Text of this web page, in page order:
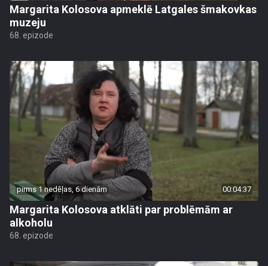
Margarita Kolosova apmeklē Latgales šmakovkas
muzeju
68. epizode
pirms 1 nedēļas, 6 dienām 00:04:37
Margarita Kolosova atklāti par problēmām ar
alkoholu
68. epizode